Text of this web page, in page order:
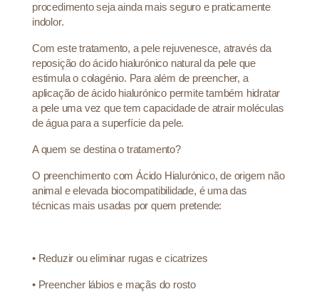
procedimento seja ainda mais seguro e praticamente
indolor.
Com este tratamento, a pele rejuvenesce, através da
reposição do ácido hialurónico natural da pele que
estimula o colagénio. Para além de preencher, a
aplicação de ácido hialurónico permite também hidratar
a pele uma vez que tem capacidade de atrair moléculas
de água para a superfície da pele.
A quem se destina o tratamento?
O preenchimento com Ácido Hialurónico, de origem não
animal e elevada biocompatibilidade, é uma das
técnicas mais usadas por quem pretende:
• Reduzir ou eliminar rugas e cicatrizes
• Preencher lábios e maçãs do rosto